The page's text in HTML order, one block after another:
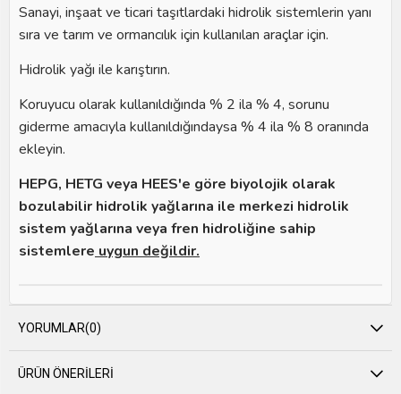
Sanayi, inşaat ve ticari taşıtlardaki hidrolik sistemlerin yanı
sıra ve tarım ve ormancılık için kullanılan araçlar için.
Hidrolik yağı ile karıştırın.
Koruyucu olarak kullanıldığında % 2 ila % 4, sorunu
giderme amacıyla kullanıldığındaysa % 4 ila % 8 oranında
ekleyin.
HEPG, HETG veya HEES'e göre biyolojik olarak
bozulabilir hidrolik yağlarına ile merkezi hidrolik
sistem yağlarına veya fren hidroliğine sahip
sistemlere uygun değildir.
YORUMLAR(0)
ÜRÜN ÖNERILERI